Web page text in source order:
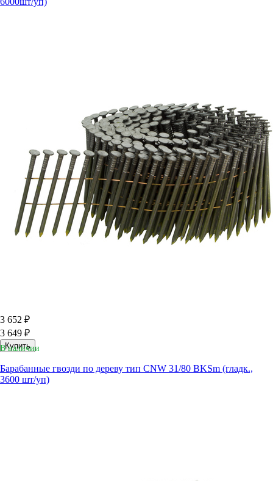
3 652 ₽
3 649 ₽
Купить
В наличии
Барабанные гвозди по дереву тип CNW 31/80 BKSm (гладк.,
3600 шт/уп)